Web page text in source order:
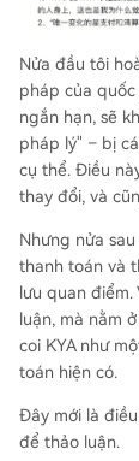
Nửa đầu tôi
pháp của
ngắn hạn, sẽ
pháp lý" – bị
cụ thể. Điều
thay đổi, và
Nhưng nửa
thanh toán và
lưu quan điểm.
luận, mà nằm
coi KYA như
toán hiện có.
Đây mới là
để thảo luận.